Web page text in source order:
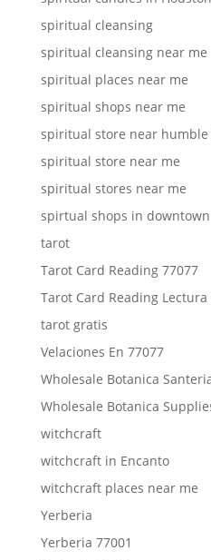
spiritual cleansing
spiritual cleansing near me
spiritual places near me
spiritual shops near me
spiritual store near humble
spiritual store near me
spiritual stores near me
spirtual shops in
tarot
Tarot Card Reading 77077
Tarot Card Reading Lectura
tarot gratis
Velaciones En 77077
Wholesale Botanica
Wholesale Botanica
witchcraft
witchcraft in Encanto
witchcraft places near me
Yerberia
Yerberia 77001